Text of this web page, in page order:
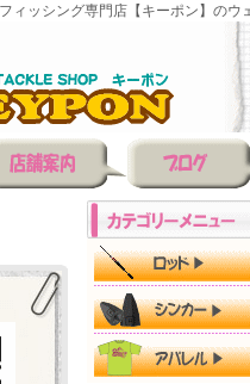
ィッシング専門店【キーポン】のウ